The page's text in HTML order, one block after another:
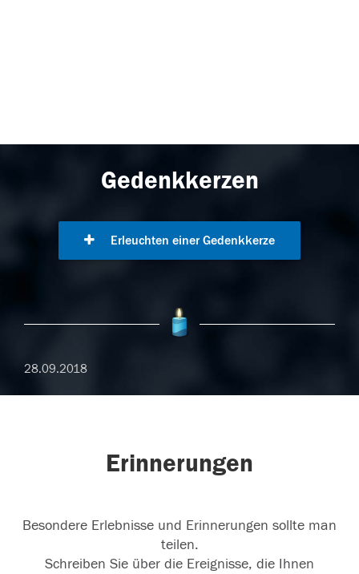
Gedenkkerzen
Erleuchten einer Gedenkkerze
28.09.2018
Erinnerungen
Besondere Erlebnisse und Erinnerungen sollte man
teilen.
Schreiben Sie über die Ereignisse, die Ihnen